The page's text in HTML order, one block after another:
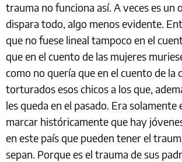
trauma no funciona así. A veces es un
dispara todo, algo menos evidente.
que no fuese lineal tampoco en el
que en el cuento de las mujeres
como no quería que en el cuento de la
torturados esos chicos a los que,
les queda en el pasado. Era solamente
marcar históricamente que hay
en este país que pueden tener el
sepan. Porque es el trauma de sus